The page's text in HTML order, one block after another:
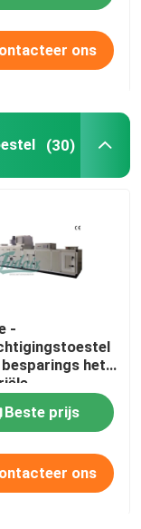
van de
ons
(30)
-
besparings het
Lucht
Beste prijs
ons